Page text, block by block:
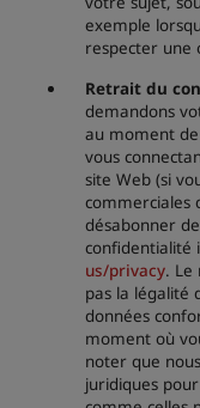
exemple
respecter une
Retrait du
demandons
au moment
vous
site Web (si
commerciales
désabonner
confidentialité
us/privacy. Le
pas la légalité
données
moment où
noter que
juridiques